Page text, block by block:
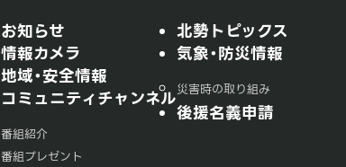
お知らせ
情報カメラ
地域・安全情報
コミュニティチャンネル
番組紹介
番組プレゼント
北勢トピックス
気象・防災情報
災害時の取り組み
後援名義申請